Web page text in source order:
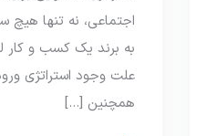
اجتماعی، نه تنها
به برند یک کسب و کار
علت وجود استراتژی
همچنین […]